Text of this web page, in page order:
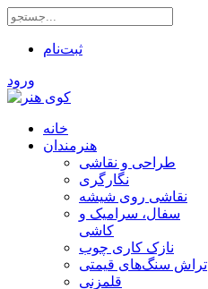
ثبت‌نام
ورود
خانه
هنرمندان
طراحی و نقاشی
نگارگری
نقاشی روی شیشه
سفال، سرامیک و
کاشی
نازک کاری چوب
تراش سنگ‌های قیمتی
قلمزنی